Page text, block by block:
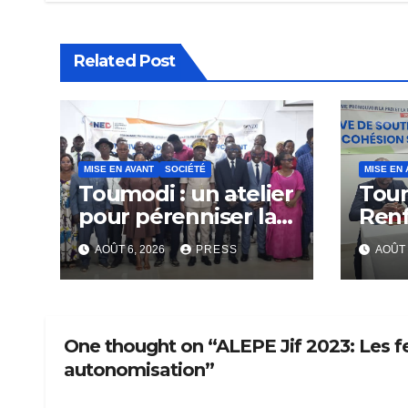
Related Post
MISE EN AVANT SOCIÉTÉ
Toumodi : un atelier
pour pérenniser la
lutte anti-tabac
AOÛT 6, 2026 PRESS
MISE EN
AOÛT
One thought on “ALEPE Jif 2023: Les
autonomisation”